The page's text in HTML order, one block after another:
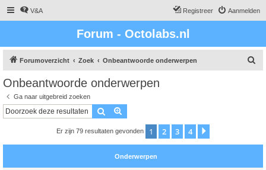
V&A Aanmelden
Registreer
Forum - Octolabs.nl
Forumoverzicht Zoek Onbeantwoorde onderwerpen
Onbeantwoorde onderwerpen
Ga naar uitgebreid zoeken
Zoek
Er zijn 79 resultaten gevonden 1 2 3 4
Onderwerpen